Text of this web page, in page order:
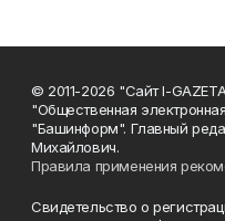
© 2011-2026 "Сайт I-
"Общественная
"Башинформ". Главный
Михайлович.
Правила применения
Свидетельство о